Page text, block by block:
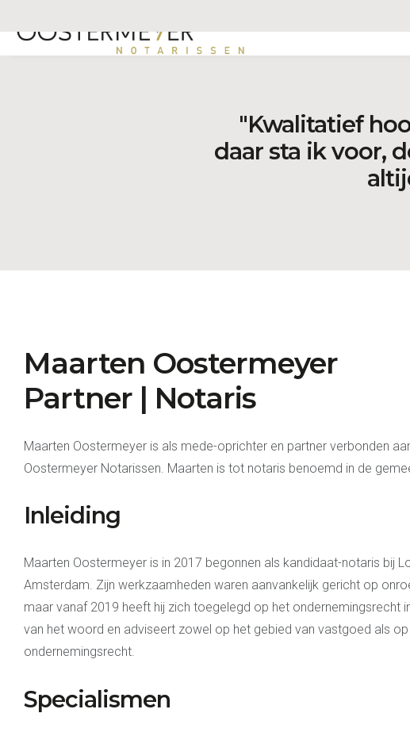
"Kwalitatief
daar sta ik voor,
Maarten Oostermeyer
Partner | Notaris
Maarten Oostermeyer is als mede-oprichter en partner verbonden
Oostermeyer Notarissen. Maarten is tot notaris benoemd in de
Inleiding
Maarten Oostermeyer is in 2017 begonnen als kandidaat-notaris bij
Amsterdam. Zijn werkzaamheden waren aanvankelijk gericht op
maar vanaf 2019 heeft hij zich toegelegd op het ondernemingsrecht
van het woord en adviseert zowel op het gebied van vastgoed als
ondernemingsrecht.
Specialismen